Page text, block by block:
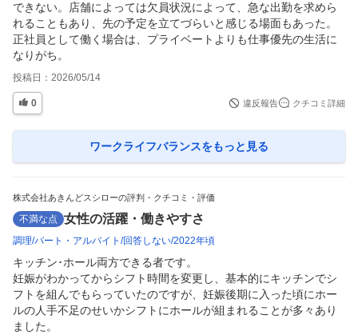
できない。店舗によっては欠員状況によって、急な出勤を求めら
れることもあり、先の予定を立てづらいと感じる場面もあった。
正社員として働く場合は、プライベートよりも仕事優先の生活に
なりがち。
投稿日： 2026/05/14
0 違反報告 クチコミ詳細
ワークライフバランスをもっと見る
株式会社あきんどスシローの評判・クチコミ・評価
不満な点 女性の活躍・働きやすさ
調理 パート・アルバイト 回答しない 2022年頃
キッチン･ホール両方できる者です。
妊娠がわかってからシフト時間を変更し、基本的にキッチンでシ
フトを組んでもらっていたのですが、妊娠後期に入った頃にホー
ルの人手不足のせいかシフトにホールが組まれることが多々あり
ました。